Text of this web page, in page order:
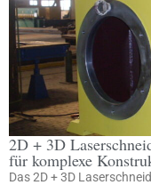
2D + 3D
für komplexe
Das 2D + 3D